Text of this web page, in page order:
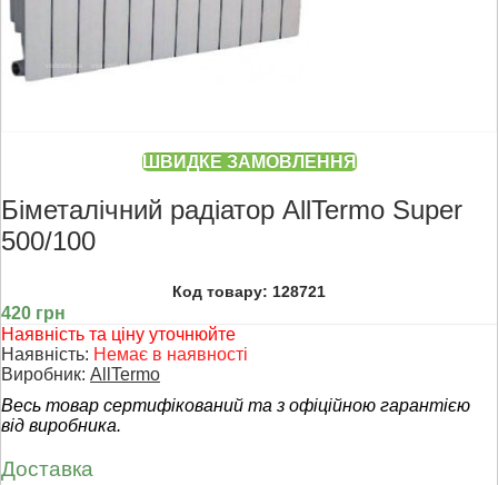
ШВИДКЕ ЗАМОВЛЕННЯ
Біметалічний радіатор AllTermo Super
500/100
Код товару: 128721
420 грн
Наявність та ціну уточнюйте
Наявність: Немає в наявності
Виробник: AllTermo
Весь товар сертифікований та з офіційною гарантією
від виробника.
Доставка